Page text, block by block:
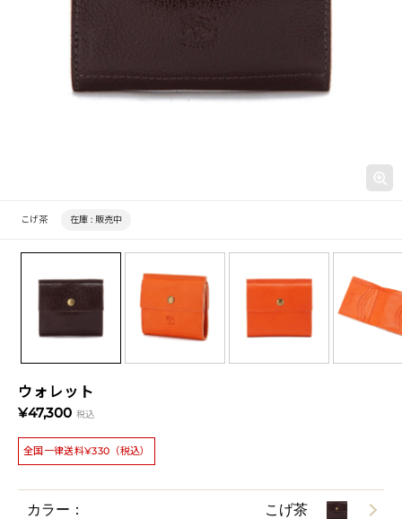
ウォレット
¥47,300 税込
全国一律送料¥330（税込）
こげ茶 在庫 : 販売中
カラー： こげ茶